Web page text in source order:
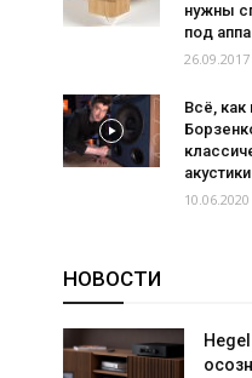
нужны
под
26.09.2017
Всё,
10.06.2020
НОВОСТИ